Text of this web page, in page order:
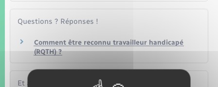
Questions ? Réponses !
Comment être reconnu travailleur handicapé
(RQTH) ?
Et aussi